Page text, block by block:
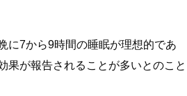
に7から9時間の睡眠が理想的であ
果が報告されることが多いとのこと